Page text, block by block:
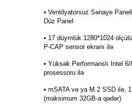
• Ventilyatorsuz Sənaye
Düz Panel
• 17 düymlük 1280*1024
P-CAP sensor ekranı ilə
• Yüksək Performanslı Intel
prosessoru ilə
• mSATA və ya M.2 SSD ilə,
(maksimum 32GB-a qədər)